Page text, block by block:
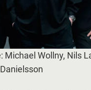
Michael Wollny, Nils